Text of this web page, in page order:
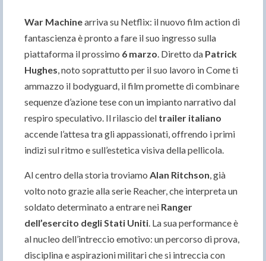
War Machinearriva su Netflix: il nuovo film action di
fantascienza è pronto a fare il suo ingresso sulla
piattaforma il prossimo 6 marzo. Diretto da Patrick
Hughes, noto soprattutto per il suo lavoro in Come ti
ammazzo il bodyguard, il film promette di combinare
sequenze d’azione tese con un impianto narrativo dal
respiro speculativo. Il rilascio del trailer italiano
accende l’attesa tra gli appassionati, offrendo i primi
indizi sul ritmo e sull’estetica visiva della pellicola.
Al centro della storia troviamo Alan Ritchson, già
volto noto grazie alla serie Reacher, che interpreta un
soldato determinato a entrare nei Ranger
dell’esercito degli Stati Uniti. La sua performance è
al nucleo dell’intreccio emotivo: un percorso di prova,
disciplina e aspirazioni militari che si intreccia con